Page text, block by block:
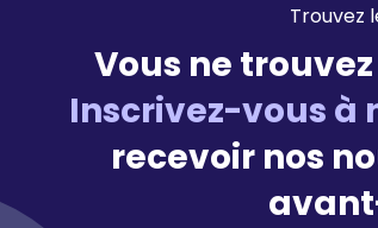
Trouvez
Vous ne
Inscrivez-vous à
recevoir nos